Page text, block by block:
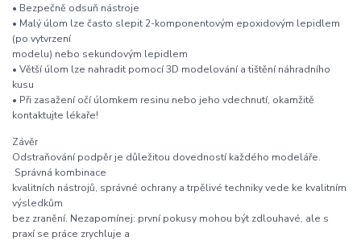
• Bezpečně odsuň nástroje
• Malý úlom lze často slepit 2-komponentovým epoxidovým lepidlem
(po vytvrzení
modelu) nebo sekundovým lepidlem
• Větší úlom lze nahradit pomocí 3D modelování a tištění náhradního
kusu
• Při zasažení očí úlomkem resinu nebo jeho vdechnutí, okamžitě
kontaktujte lékaře!
Závěr
Odstraňování podpěr je důležitou dovedností každého modeláře.
Správná kombinace
kvalitních nástrojů, správné ochrany a trpělivé techniky vede ke kvalitním
výsledkům
bez zranění. Nezapomínej: první pokusy mohou být zdlouhavé, ale s
praxí se práce zrychluje a